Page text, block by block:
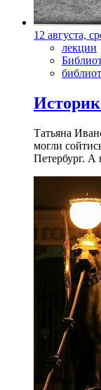
12 августа,
лекции
Татьяна
могли
Петербург. А